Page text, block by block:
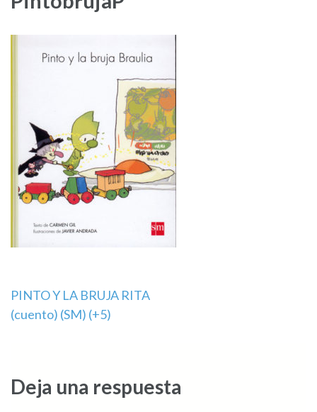
Navegación
de
PINTO Y LA BRUJA RITA
(cuento) (SM) (+5)
Deja una respuesta